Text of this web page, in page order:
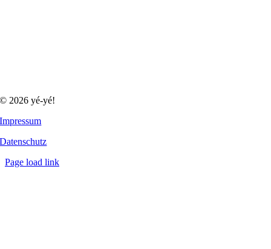
© 2026 yé-yé!
Impressum
Datenschutz
Page load link